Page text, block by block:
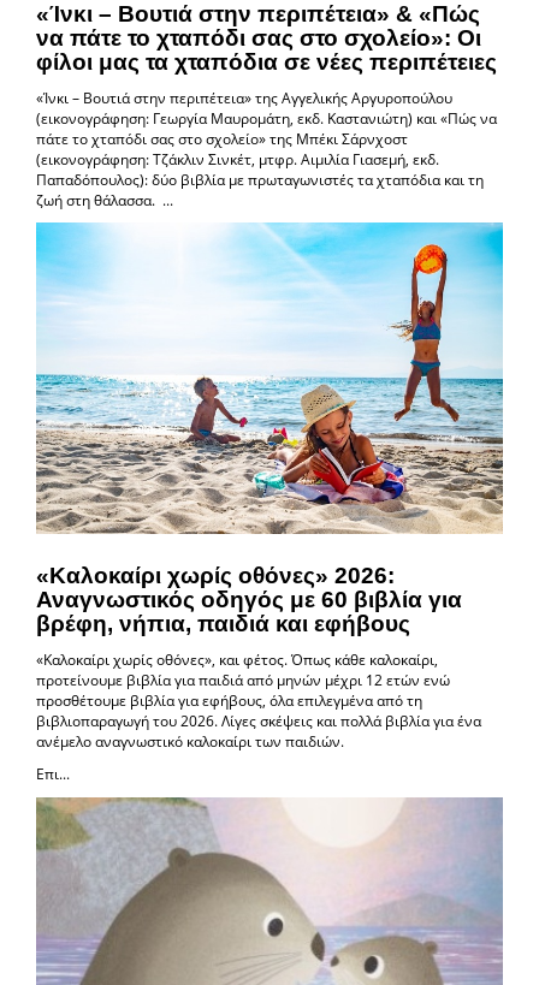
«Ίνκι – Βουτιά στην περιπέτεια» & «Πώς
να πάτε το χταπόδι σας στο σχολείο»: Οι
φίλοι μας τα χταπόδια σε νέες περιπέτειες
«Ίνκι – Βουτιά στην περιπέτεια» της Αγγελικής Αργυροπούλου
(εικονογράφηση: Γεωργία Μαυρομάτη, εκδ. Καστανιώτη) και «Πώς να
πάτε το χταπόδι σας στο σχολείο» της Μπέκι Σάρνχοστ
(εικονογράφηση: Τζάκλιν Σινκέτ, μτφρ. Αιμιλία Γιασεμή, εκδ.
Παπαδόπουλος): δύο βιβλία με πρωταγωνιστές τα χταπόδια και τη
ζωή στη θάλασσα. ...
«Καλοκαίρι χωρίς οθόνες» 2026:
Αναγνωστικός οδηγός με 60 βιβλία για
βρέφη, νήπια, παιδιά και εφήβους
«Καλοκαίρι χωρίς οθόνες», και φέτος. Όπως κάθε καλοκαίρι,
προτείνουμε βιβλία για παιδιά από μηνών μέχρι 12 ετών ενώ
προσθέτουμε βιβλία για εφήβους, όλα επιλεγμένα από τη
βιβλιοπαραγωγή του 2026. Λίγες σκέψεις και πολλά βιβλία για ένα
ανέμελο αναγνωστικό καλοκαίρι των παιδιών.
Επι...